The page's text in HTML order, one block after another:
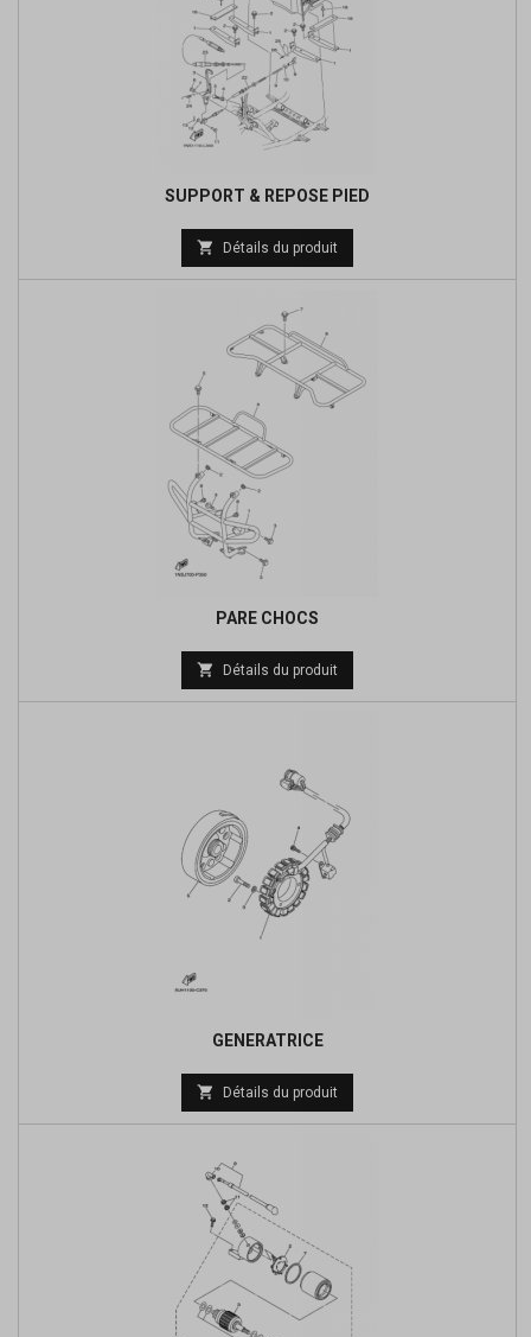
SUPPORT & REPOSE PIED
Prix
de
 Détails du produit
PARE CHOCS
Prix
de
 Détails du produit
GENERATRICE
Prix
de
 Détails du produit